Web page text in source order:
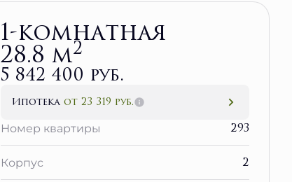
1-комнатная
28.8 м2
5 842 400 руб.
Ипотека от 23 319 руб.
Номер квартиры
293
Корпус 2